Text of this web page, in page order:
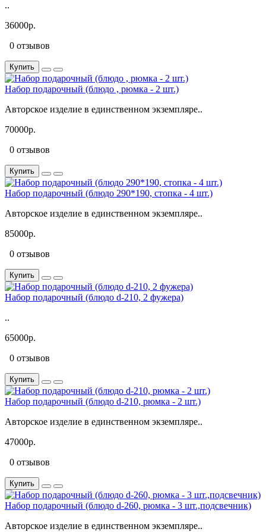
..
36000р.
0 отзывов
Купить
Набор подарочный (блюдо , рюмка - 2 шт.)
Авторское изделие в единственном экземпляре..
70000р.
0 отзывов
Купить
Набор подарочный (блюдо 290*190, стопка - 4 шт.)
Авторское изделие в единственном экземпляре..
85000р.
0 отзывов
Купить
Набор подарочный (блюдо d-210, 2 фужера)
..
65000р.
0 отзывов
Купить
Набор подарочный (блюдо d-210, рюмка - 2 шт.)
Авторское изделие в единственном экземпляре..
47000р.
0 отзывов
Купить
Набор подарочный (блюдо d-260, рюмка - 3 шт.,подсвечник)
Авторское изделие в единственном экземпляре..